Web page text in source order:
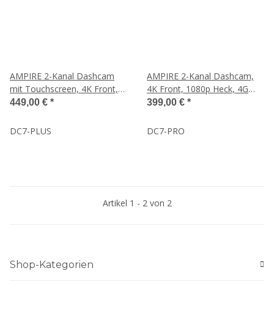
AMPIRE 2-Kanal Dashcam
mit Touchscreen, 4K Front,
1080p Heck, 4G LTE, WLAN
449,00 € *
DC7-PLUS
AMPIRE 2-Kanal Dashcam,
4K Front, 1080p Heck, 4G
LTE, WLAN, GPS, inkl. 64GB
399,00 € *
DC7-PRO
Artikel 1 - 2 von 2
Shop-Kategorien